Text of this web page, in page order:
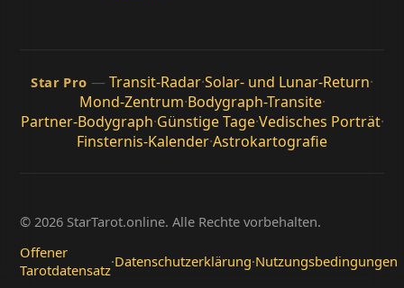
Star Pro — Transit-Radar·Solar- und Lunar-Return·
Mond-Zentrum·Bodygraph-Transite·
Partner-Bodygraph·Günstige Tage·Vedisches Porträt·
Finsternis-Kalender·Astrokartografie
© 2026 StarTarot.online. Alle Rechte vorbehalten.
Offener
Tarotdatensatz·Datenschutzerklärung·Nutzungsbedingungen